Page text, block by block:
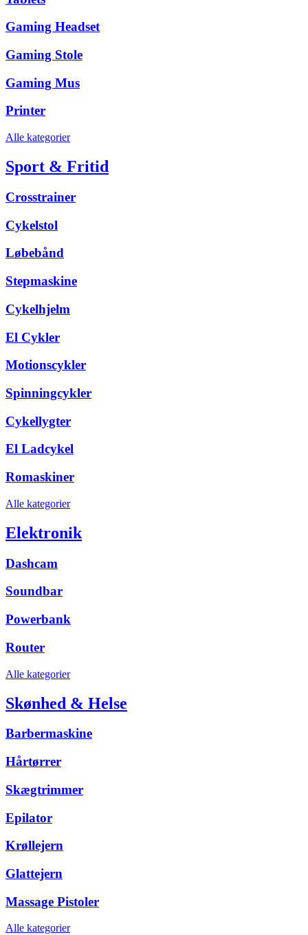
Gaming Headset
Gaming Stole
Gaming Mus
Printer
Alle kategorier
Sport & Fritid
Crosstrainer
Cykelstol
Løbebånd
Stepmaskine
Cykelhjelm
El Cykler
Motionscykler
Spinningcykler
Cykellygter
El Ladcykel
Romaskiner
Alle kategorier
Elektronik
Dashcam
Soundbar
Powerbank
Router
Alle kategorier
Skønhed & Helse
Barbermaskine
Hårtørrer
Skægtrimmer
Epilator
Krøllejern
Glattejern
Massage Pistoler
Alle kategorier